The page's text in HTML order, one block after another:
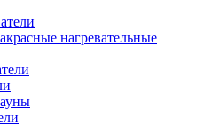
нагревательные